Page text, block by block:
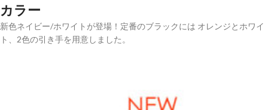
カラー
新色ネイビー/ホワイトが登場！定番のブラックには オレンジとホワイ
ト、2色の引き手を用意しました。